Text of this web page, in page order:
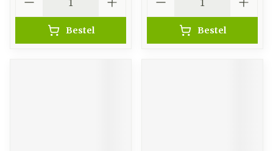
Bestel Bestel